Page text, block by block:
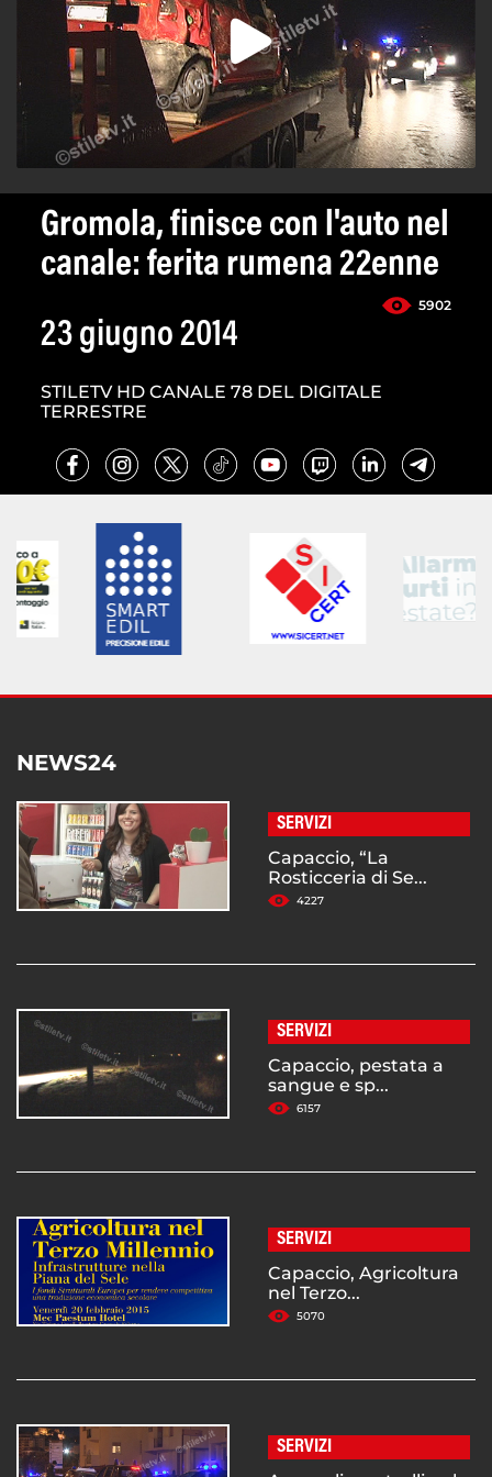
Gromola, finisce con l'auto nel
canale: ferita rumena 22enne
5902
23 giugno 2014
STILETV HD CANALE 78 DEL DIGITALE
TERRESTRE
NEWS24
SERVIZI
Capaccio, “La
Rosticceria di Se...
4227
SERVIZI
Capaccio, pestata a
sangue e sp...
6157
SERVIZI
Capaccio, Agricoltura
nel Terzo...
5070
SERVIZI